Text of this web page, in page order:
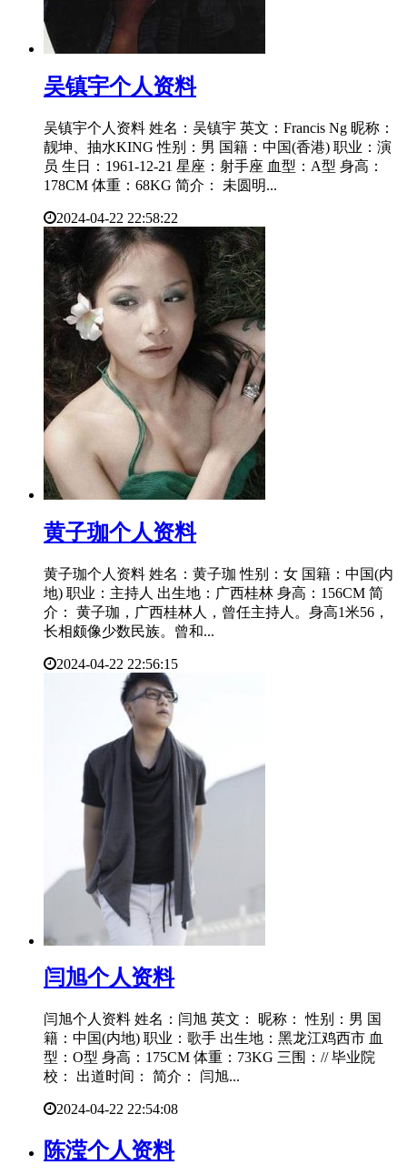
​吴镇宇个人资料
吴镇宇个人资料 姓名：吴镇宇 英文：Francis Ng 昵称：
靓坤、抽水KING 性别：男 国籍：中国(香港) 职业：演
员 生日：1961-12-21 星座：射手座 血型：A型 身高：
178CM 体重：68KG 简介： 未圆明...
2024-04-22 22:58:22
​黄子珈个人资料
黄子珈个人资料 姓名：黄子珈 性别：女 国籍：中国(内
地) 职业：主持人 出生地：广西桂林 身高：156CM 简
介： 黄子珈，广西桂林人，曾任主持人。身高1米56，
长相颇像少数民族。曾和...
2024-04-22 22:56:15
​闫旭个人资料
闫旭个人资料 姓名：闫旭 英文： 昵称： 性别：男 国
籍：中国(内地) 职业：歌手 出生地：黑龙江鸡西市 血
型：O型 身高：175CM 体重：73KG 三围：// 毕业院
校： 出道时间： 简介： 闫旭...
2024-04-22 22:54:08
​陈滢个人资料